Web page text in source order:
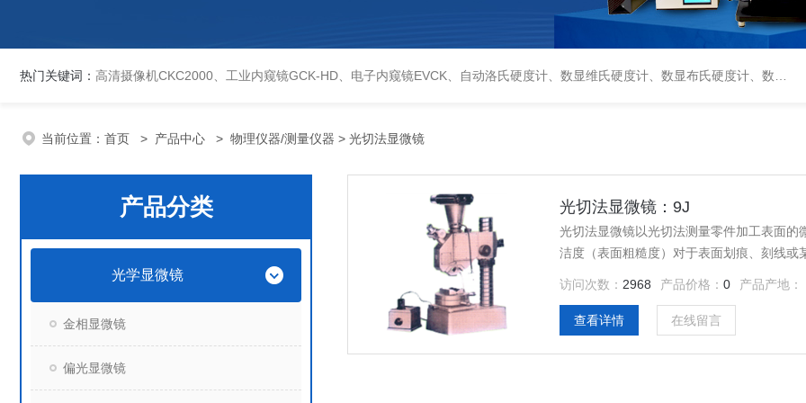
热门关键词： 高清摄像机CKC2000、工业内窥镜GCK-HD、电子内窥镜EVCK、自动洛氏硬度计、数显维氏硬度计、数显布氏硬度计、数显维氏硬度计、液晶自动淬火试验机CK-IV-2、倒置金相显微镜DMM-480C、透反射偏光显微镜XPF-550C、倒置生物显微镜XDS-800C、荧光显微镜DFM-66C、体视显微镜XTL-3400C、金相抛光机PG-2A、金相预磨机YM-2A、金相切割机QG-4A、金相镶嵌机XQ-1、自动金相磨抛机YMPZ-2、金相磨平机MPJ-25
当前位置： 首页 > 产品中心 > 物理仪器/测量仪器 > 光切法显微镜
产品分类
光学显微镜
金相显微镜
偏光显微镜
光切法显微镜：9J
光切法显微镜以光切法测量零件加工表面
洁度（表面粗糙度）对于表面划痕、刻线或
访问次数： 2968 产品价格： 0 产品产地：
查看详情 在线留言